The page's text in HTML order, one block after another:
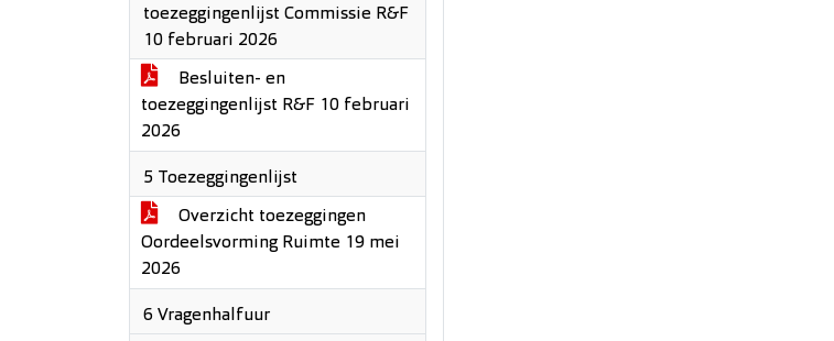
toezeggingenlijst Commissie R&F
10 februari 2026
Besluiten- en
toezeggingenlijst R&F 10 februari
2026
5 Toezeggingenlijst
Overzicht toezeggingen
Oordeelsvorming Ruimte 19 mei
2026
6 Vragenhalfuur